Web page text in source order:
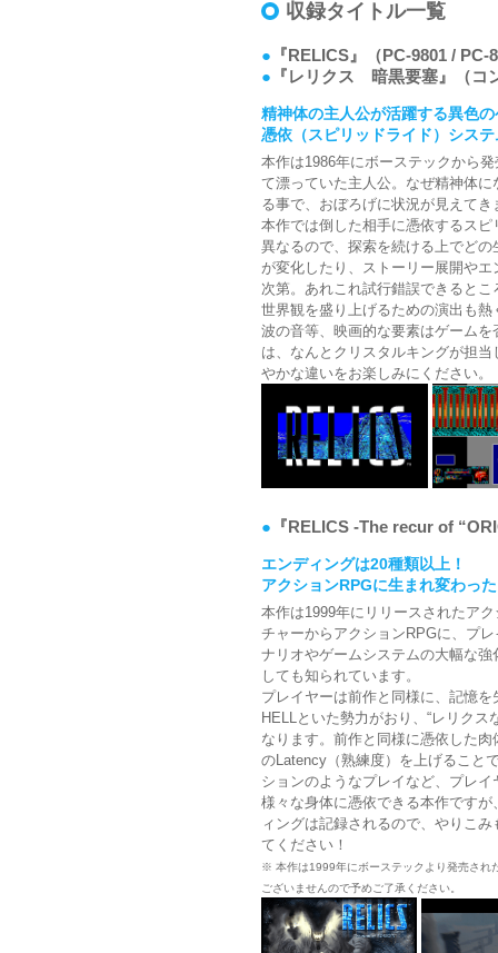
収録タイトル一覧
● 『RELICS』（PC-9801 /
● 『レリクス 暗黒要塞』（
精神体の主人公が活躍する異色
憑依（スピリッドライド）シス
本作は1986年にボーステックから
て漂っていた主人公。なぜ精神体
る事で、おぼろげに状況が見えてき
本作では倒した相手に憑依するス
異なるので、探索を続ける上でど
が変化したり、ストーリー展開や
次第。あれこれ試行錯誤できると
世界観を盛り上げるための演出も
波の音等、映画的な要素はゲーム
は、なんとクリスタルキングが担
やかな違いをお楽しみにください。
● 『RELICS -The recur of
エンディングは20種類以上！
アクションRPGに生まれ変わっ
本作は1999年にリリースされたア
チャーからアクションRPGに、プ
ナリオやゲームシステムの大幅な
しても知られています。
プレイヤーは前作と同様に、記憶
HELLといた勢力がおり、“レリク
なります。前作と同様に憑依した
のLatency（熟練度）を上げること
ションのようなプレイなど、プレ
様々な身体に憑依できる本作です
ィングは記録されるので、やりこ
てください！
※ 本作は1999年にボーステックより発売され
ございませんので予めご了承ください。